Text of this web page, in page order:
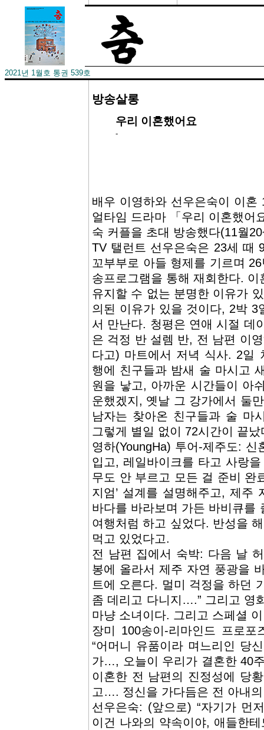
2021년 1월호 통권 539호
방송살롱
우리 이혼했어요
-
배우 이영하와 선우은숙이 이
얼타임 드라마 「우리 이혼했어
숙 커플을 초대 방송했다(11월
TV 탤런트 선우은숙은 23세 때
꼬부부로 아들 형제를 기르며
송프로그램을 통해 재회한다.
유지할 수 없는 분명한 이유가
의된 이유가 있을 것이다, 2박 3
서 만난다. 청평은 연애 시절 데
은 걱정 반 설렘 반, 전 남편 이
다고) 마트에서 저녁 식사. 2일
행에 친구들과 밤새 술 마시고
원을 낳고, 아까운 시간들이 아
운했겠지, 옛날 그 강가에서 둘
남자는 찾아온 친구들과 술 마
그렇게 별일 없이 72시간이 끝났
영하(YoungHa) 투어-제주도:
입고, 레일바이크를 타고 사랑
무도 안 부르고 모든 걸 준비 완
지엄’ 설계를 설명해주고, 제
바다를 바라보며 가든 바비큐를
여행처럼 하고 싶었다. 반성을
먹고 있었다고.
전 남편 집에서 숙박: 다음 날
봉에 올라서 제주 자연 풍광을
트에 오른다. 멀미 걱정을 하던
좀 데리고 다니지….” 그리고 영
마냥 소녀이다. 그리고 스페셜
장미 100송이-리마인드 프로
“어머니 유품이라 며느리인 당
가…, 오늘이 우리가 결혼한 40
이혼한 전 남편의 진정성에 당
고…. 정신을 가다듬은 전 아내
선우은숙: (앞으로) “자기가
이건 나와의 약속이야, 애들한